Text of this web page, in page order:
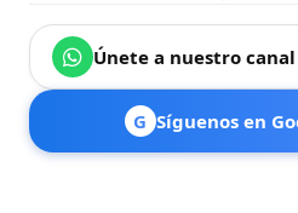
Únete a nuestro
G Síguenos en